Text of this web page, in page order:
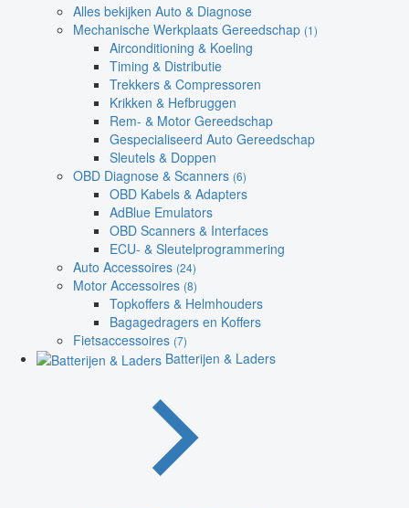
Alles bekijken Auto & Diagnose
Mechanische Werkplaats Gereedschap (1)
Airconditioning & Koeling
Timing & Distributie
Trekkers & Compressoren
Krikken & Hefbruggen
Rem- & Motor Gereedschap
Gespecialiseerd Auto Gereedschap
Sleutels & Doppen
OBD Diagnose & Scanners (6)
OBD Kabels & Adapters
AdBlue Emulators
OBD Scanners & Interfaces
ECU- & Sleutelprogrammering
Auto Accessoires (24)
Motor Accessoires (8)
Topkoffers & Helmhouders
Bagagedragers en Koffers
Fietsaccessoires (7)
Batterijen & Laders